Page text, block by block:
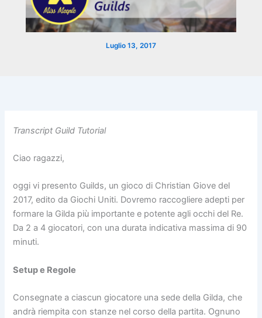
Luglio 13, 2017
Transcript Guild Tutorial
Ciao ragazzi,
oggi vi presento Guilds, un gioco di Christian Giove del
2017, edito da Giochi Uniti. Dovremo raccogliere adepti per
formare la Gilda più importante e potente agli occhi del Re.
Da 2 a 4 giocatori, con una durata indicativa massima di 90
minuti.
Setup e Regole
Consegnate a ciascun giocatore una sede della Gilda, che
andrà riempita con stanze nel corso della partita. Ognuno